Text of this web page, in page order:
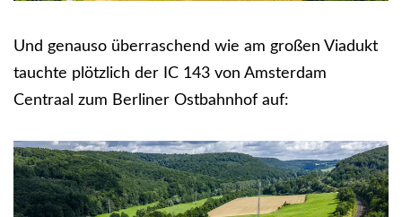
Und genauso überraschend wie am großen Viadukt
tauchte plötzlich der IC 143 von Amsterdam
Centraal zum Berliner Ostbahnhof auf: